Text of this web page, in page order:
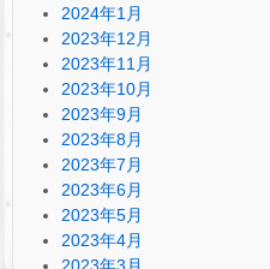
2024年1月
2023年12月
2023年11月
2023年10月
2023年9月
2023年8月
2023年7月
2023年6月
2023年5月
2023年4月
2023年3月